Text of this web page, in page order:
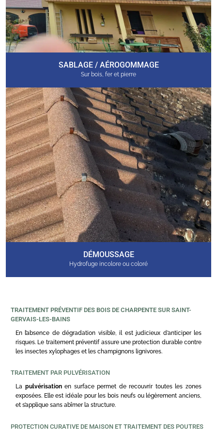
SABLAGE / AÉROGOMMAGE
Sur bois, fer et pierre
DÉMOUSSAGE
Hydrofuge incolore ou coloré
TRAITEMENT PRÉVENTIF DES BOIS DE CHARPENTE SUR SAINT-
GERVAIS-LES-BAINS
En l’absence de dégradation visible, il est judicieux d’anticiper les
risques. Le traitement préventif assure une protection durable contre
les insectes xylophages et les champignons lignivores.
TRAITEMENT PAR PULVÉRISATION
La pulvérisationen surface permet de recouvrir toutes les zones
exposées. Elle est idéale pour les bois neufs ou légèrement anciens,
et s’applique sans abîmer la structure.
PROTECTION CURATIVE DE MAISON ET TRAITEMENT DES POUTRES